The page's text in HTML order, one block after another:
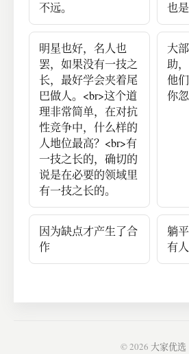
不远。
也
明星也好，名人也
罢，如果没有一技之
长，最好学会夹着尾
巴做人。<br>这个道
理非常简单，在对抗
性竞争中，什么样的
人地位最高？<br>有
一技之长的，确切的
说是在必要的领域里
有一技之长的。
大
助
他
你
因为缺点才产生了合
作
躺
有
© 2026 大家优选